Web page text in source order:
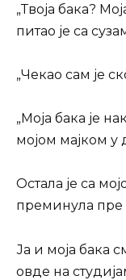
„Твоја бака?
питао је са
„Чекао сам је
„Моја бака је
мојом мајком у
Остала је са
преминула пре
Ја и моја бака
овде на